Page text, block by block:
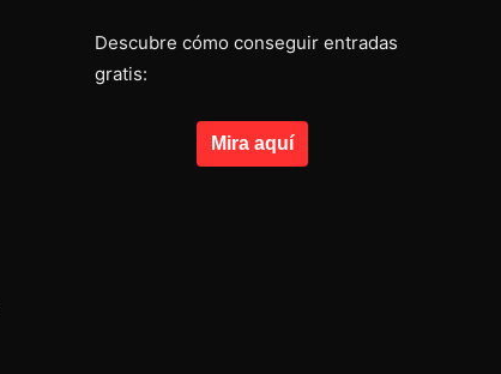
Descubre cómo conseguir entradas
gratis:
Mira aquí